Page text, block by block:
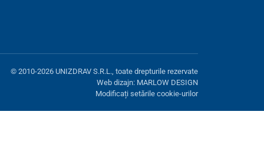
© 2010-2026 UNIZDRAV S.R.L., toate drepturile rezervate
Web dizajn: MARLOW DESIGN
Modificați setările cookie-urilor